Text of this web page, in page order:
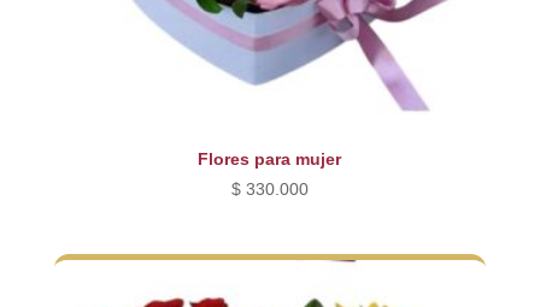
Flores para mujer
$330.000